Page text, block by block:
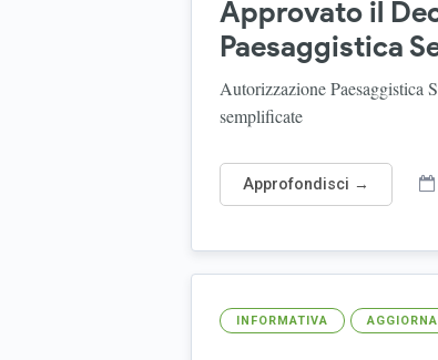
Approvato il
Paesaggistica
Autorizzazione Paesaggistica
semplificate
Approfondisci →
INFORMATIVA